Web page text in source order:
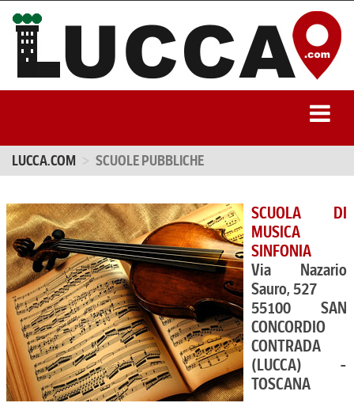
LUCCA.COM SCUOLE PUBBLICHE
SCUOLA DI
MUSICA
SINFONIA
Via Nazario
Sauro, 527
55100 SAN
CONCORDIO
CONTRADA
(LUCCA) -
TOSCANA